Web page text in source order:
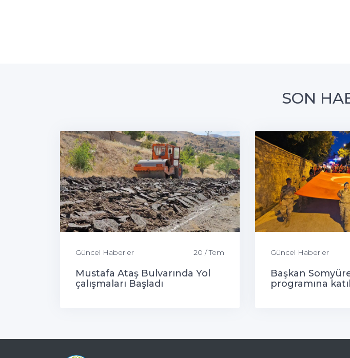
SON
Güncel Haberler 20 / Tem
Mustafa Ataş Bulvarında Yol
çalışmaları Başladı
Güncel Haberler
Başkan
programına